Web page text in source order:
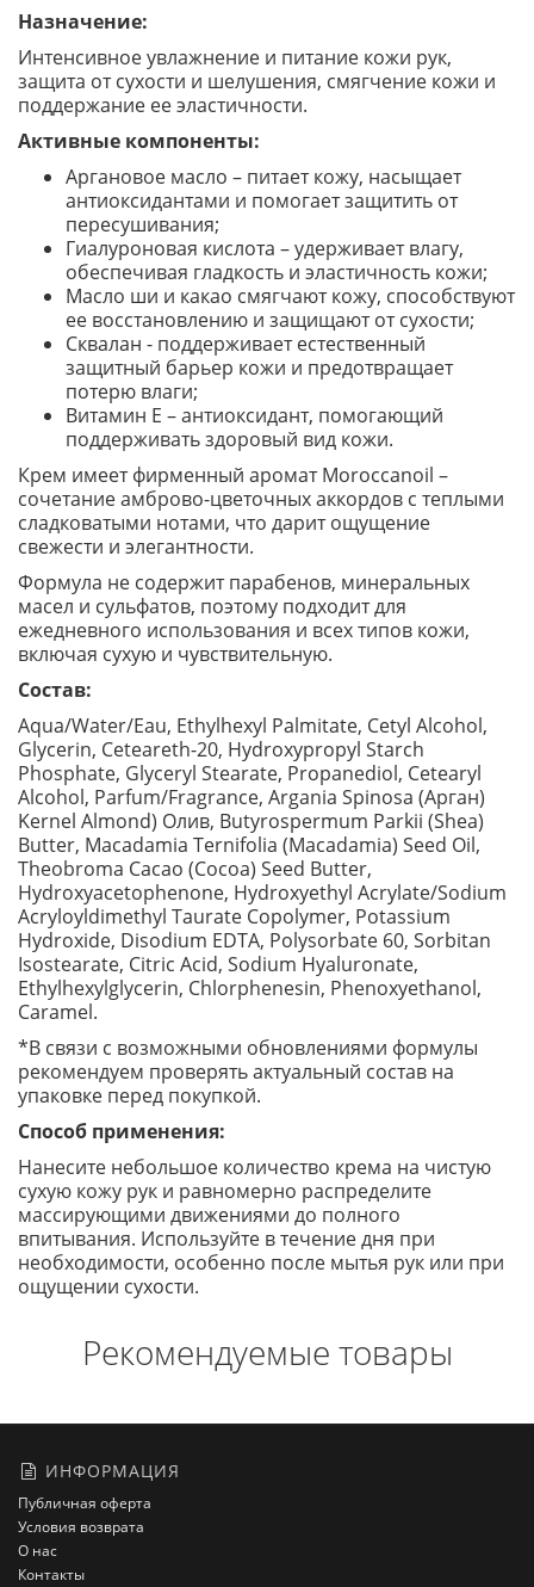
Назначение:
Интенсивное увлажнение и питание кожи рук,
защита от сухости и шелушения, смягчение кожи и
поддержание ее эластичности.
Активные компоненты:
Аргановое масло – питает кожу, насыщает
антиоксидантами и помогает защитить от
пересушивания;
Гиалуроновая кислота – удерживает влагу,
обеспечивая гладкость и эластичность кожи;
Масло ши и какао смягчают кожу, способствуют
ее восстановлению и защищают от сухости;
Сквалан - поддерживает естественный
защитный барьер кожи и предотвращает
потерю влаги;
Витамин Е – антиоксидант, помогающий
поддерживать здоровый вид кожи.
Крем имеет фирменный аромат Moroccanoil –
сочетание амброво-цветочных аккордов с теплыми
сладковатыми нотами, что дарит ощущение
свежести и элегантности.
Формула не содержит парабенов, минеральных
масел и сульфатов, поэтому подходит для
ежедневного использования и всех типов кожи,
включая сухую и чувствительную.
Состав:
Aqua/Water/Eau, Ethylhexyl Palmitate, Cetyl Alcohol,
Glycerin, Ceteareth-20, Hydroxypropyl Starch
Phosphate, Glyceryl Stearate, Propanediol, Cetearyl
Alcohol, Parfum/Fragrance, Argania Spinosa (Арган)
Kernel Almond) Олив, Butyrospermum Parkii (Shea)
Butter, Macadamia Ternifolia (Macadamia) Seed Oil,
Theobroma Cacao (Cocoa) Seed Butter,
Hydroxyacetophenone, Hydroxyethyl Acrylate/Sodium
Acryloyldimethyl Taurate Copolymer, Potassium
Hydroxide, Disodium EDTA, Polysorbate 60, Sorbitan
Isostearate, Citric Acid, Sodium Hyaluronate,
Ethylhexylglycerin, Chlorphenesin, Phenoxyethanol,
Caramel.
*В связи с возможными обновлениями формулы
рекомендуем проверять актуальный состав на
упаковке перед покупкой.
Способ применения:
Нанесите небольшое количество крема на чистую
сухую кожу рук и равномерно распределите
массирующими движениями до полного
впитывания. Используйте в течение дня при
необходимости, особенно после мытья рук или при
ощущении сухости.
Рекомендуемые товары
ИНФОРМАЦИЯ
Публичная оферта
Условия возврата
О нас
Контакты